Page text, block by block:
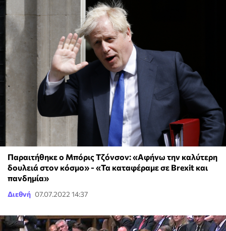
Παραιτήθηκε ο Μπόρις Τζόνσον: «Αφήνω την καλύτερη
δουλειά στον κόσμο» - «Τα καταφέραμε σε Brexit και
πανδημία»
Διεθνή 07.07.2022 14:37